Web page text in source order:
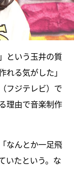
という玉井の質
る気がした」
フジテレビ）で
理由で音楽制作
なんとか一足飛
いたという。な